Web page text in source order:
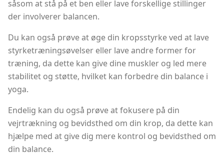
såsom at stå på et ben eller lave forskellige stillinger
der involverer balancen.
Du kan også prøve at øge din kropsstyrke ved at lave
styrketræningsøvelser eller lave andre former for
træning, da dette kan give dine muskler og led mere
stabilitet og støtte, hvilket kan forbedre din balance i
yoga.
Endelig kan du også prøve at fokusere på din
vejrtrækning og bevidsthed om din krop, da dette kan
hjælpe med at give dig mere kontrol og bevidsthed om
din balance.